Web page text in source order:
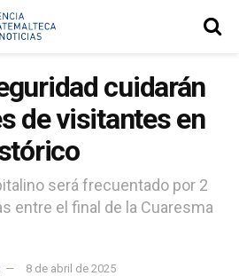
cuidarán
de visitantes en
será frecuentado por 2
entre el final de la Cuaresma
8 de abril de 2025